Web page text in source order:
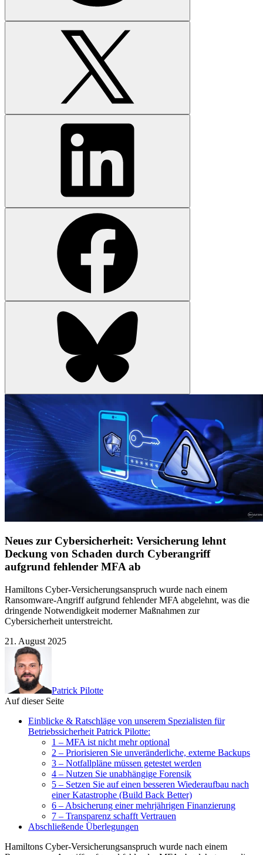
Neues zur Cybersicherheit: Versicherung lehnt
Deckung von Schaden durch Cyberangriff
aufgrund fehlender MFA ab
Hamiltons Cyber-Versicherungsanspruch wurde nach einem
Ransomware-Angriff aufgrund fehlender MFA abgelehnt, was die
dringende Notwendigkeit moderner Maßnahmen zur
Cybersicherheit unterstreicht.
21. August 2025
Patrick Pilotte
Auf dieser Seite
Einblicke & Ratschläge von unserem Spezialisten für
Betriebssicherheit Patrick Pilotte:
1 – MFA ist nicht mehr optional
2 – Priorisieren Sie unveränderliche, externe Backups
3 – Notfallpläne müssen getestet werden
4 – Nutzen Sie unabhängige Forensik
5 – Setzen Sie auf einen besseren Wiederaufbau nach
einer Katastrophe (Build Back Better)
6 – Absicherung einer mehrjährigen Finanzierung
7 – Transparenz schafft Vertrauen
Abschließende Überlegungen
Hamiltons Cyber-Versicherungsanspruch wurde nach einem